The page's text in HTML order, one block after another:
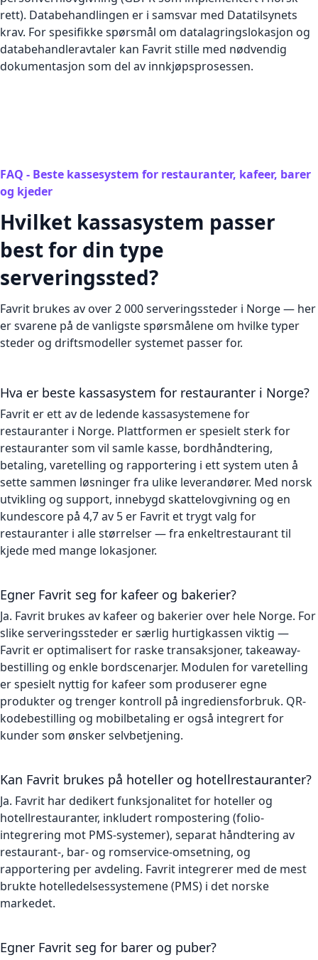
rett). Databehandlingen er i samsvar med Datatilsynets
krav. For spesifikke spørsmål om datalagringslokasjon og
databehandleravtaler kan Favrit stille med nødvendig
dokumentasjon som del av innkjøpsprosessen.
FAQ - Beste kassesystem for restauranter, kafeer, barer
og kjeder
Hvilket kassasystem passer
best for din type
serveringssted?
Favrit brukes av over 2 000 serveringssteder i Norge — her
er svarene på de vanligste spørsmålene om hvilke typer
steder og driftsmodeller systemet passer for.
Hva er beste kassasystem for restauranter i Norge?
Favrit er ett av de ledende kassasystemene for
restauranter i Norge. Plattformen er spesielt sterk for
restauranter som vil samle kasse, bordhåndtering,
betaling, varetelling og rapportering i ett system uten å
sette sammen løsninger fra ulike leverandører. Med norsk
utvikling og support, innebygd skattelovgivning og en
kundescore på 4,7 av 5 er Favrit et trygt valg for
restauranter i alle størrelser — fra enkeltrestaurant til
kjede med mange lokasjoner.
Egner Favrit seg for kafeer og bakerier?
Ja. Favrit brukes av kafeer og bakerier over hele Norge. For
slike serveringssteder er særlig hurtigkassen viktig —
Favrit er optimalisert for raske transaksjoner, takeaway-
bestilling og enkle bordscenarjer. Modulen for varetelling
er spesielt nyttig for kafeer som produserer egne
produkter og trenger kontroll på ingrediensforbruk. QR-
kodebestilling og mobilbetaling er også integrert for
kunder som ønsker selvbetjening.
Kan Favrit brukes på hoteller og hotellrestauranter?
Ja. Favrit har dedikert funksjonalitet for hoteller og
hotellrestauranter, inkludert rompostering (folio-
integrering mot PMS-systemer), separat håndtering av
restaurant-, bar- og romservice-omsetning, og
rapportering per avdeling. Favrit integrerer med de mest
brukte hotelledelsessystemene (PMS) i det norske
markedet.
Egner Favrit seg for barer og puber?